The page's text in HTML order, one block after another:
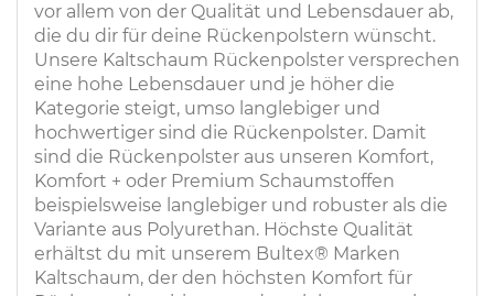
vor allem von der Qualität und Lebensdauer ab,
die du dir für deine Rückenpolstern wünscht.
Unsere Kaltschaum Rückenpolster versprechen
eine hohe Lebensdauer und je höher die
Kategorie steigt, umso langlebiger und
hochwertiger sind die Rückenpolster. Damit
sind die Rückenpolster aus unseren Komfort,
Komfort + oder Premium Schaumstoffen
beispielsweise langlebiger und robuster als die
Variante aus Polyurethan. Höchste Qualität
erhältst du mit unserem Bultex® Marken
Kaltschaum, der den höchsten Komfort für